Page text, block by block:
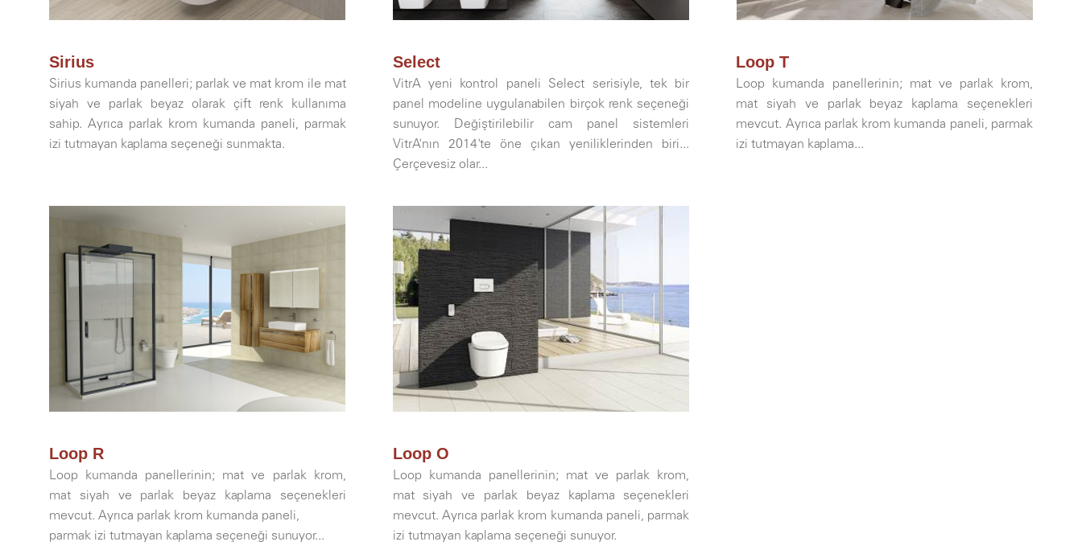
Sirius
Sirius kumanda panelleri; parlak ve mat krom ile mat
siyah ve parlak beyaz olarak çift renk kullanıma
sahip. Ayrıca parlak krom kumanda paneli, parmak
izi tutmayan kaplama seçeneği sunmakta.
Select
VitrA yeni kontrol paneli Select serisiyle, tek bir
panel modeline uygulanabilen birçok renk seçeneği
sunuyor. Değiştirilebilir cam panel sistemleri
VitrA'nın 2014'te öne çıkan yeniliklerinden biri...
Çerçevesiz olar...
Loop T
Loop kumanda panellerinin; mat ve parlak krom,
mat siyah ve parlak beyaz kaplama seçenekleri
mevcut. Ayrıca parlak krom kumanda paneli, parmak
izi tutmayan kaplama...
Loop R
Loop kumanda panellerinin; mat ve parlak krom,
mat siyah ve parlak beyaz kaplama seçenekleri
mevcut. Ayrıca parlak krom kumanda paneli,
parmak izi tutmayan kaplama seçeneği sunuyor...
Loop O
Loop kumanda panellerinin; mat ve parlak krom,
mat siyah ve parlak beyaz kaplama seçenekleri
mevcut. Ayrıca parlak krom kumanda paneli, parmak
izi tutmayan kaplama seçeneği sunuyor.